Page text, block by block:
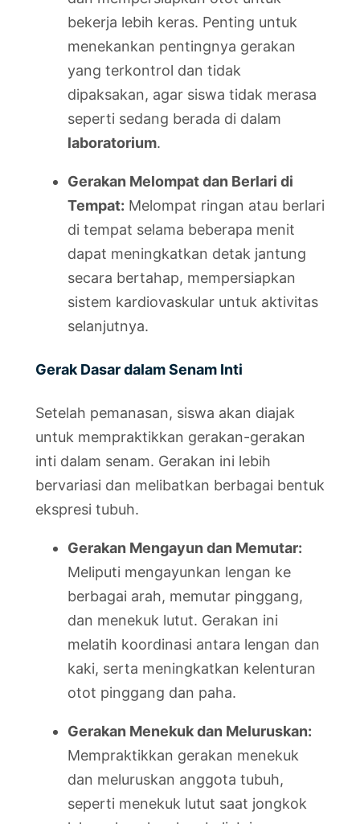
bekerja lebih keras. Penting untuk
menekankan pentingnya gerakan
yang terkontrol dan tidak
dipaksakan, agar siswa tidak merasa
seperti sedang berada di dalam
laboratorium.
Gerakan Melompat dan Berlari di
Tempat: Melompat ringan atau berlari
di tempat selama beberapa menit
dapat meningkatkan detak jantung
secara bertahap, mempersiapkan
sistem kardiovaskular untuk aktivitas
selanjutnya.
Gerak Dasar dalam Senam Inti
Setelah pemanasan, siswa akan diajak
untuk mempraktikkan gerakan-gerakan
inti dalam senam. Gerakan ini lebih
bervariasi dan melibatkan berbagai bentuk
ekspresi tubuh.
Gerakan Mengayun dan Memutar:
Meliputi mengayunkan lengan ke
berbagai arah, memutar pinggang,
dan menekuk lutut. Gerakan ini
melatih koordinasi antara lengan dan
kaki, serta meningkatkan kelenturan
otot pinggang dan paha.
Gerakan Menekuk dan Meluruskan:
Mempraktikkan gerakan menekuk
dan meluruskan anggota tubuh,
seperti menekuk lutut saat jongkok